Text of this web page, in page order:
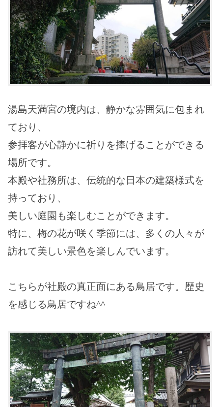
湯島天満宮の境内は、静かな雰囲気に包まれ
ており、
参拝客が心静かに祈りを捧げることができる
場所です。
本殿や社務所は、伝統的な日本の建築様式を
持っており、
美しい庭園も楽しむことができます。
特に、梅の花が咲く季節には、多くの人々が
訪れて美しい景色を楽しんでいます。
こちらが社殿の真正面にある鳥居です。歴史
を感じる鳥居ですね^^